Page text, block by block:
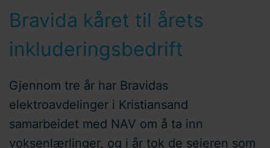
Bravida kåret til årets
inkluderingsbedrift
Gjennom tre år har Bravidas
elektroavdelinger i Kristiansand
samarbeidet med NAV om å ta inn
voksenlærlinger, og i år tok de seieren som